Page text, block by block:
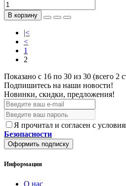
В корзину
|<
<
1
2
Показано с 16 по 30 из 30 (всего 2
Подпишитесь на наши новости!
Новинки, скидки, предложения!
Я прочитал и согласен с
Безопасности
Оформить подписку
Информация
О нас